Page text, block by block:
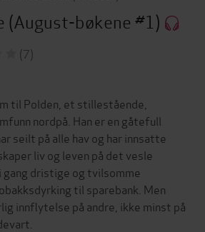
(August-bøkene #1)
(7)
til Polden, et stillestående,
nordpå. Han er en gåtefull
seilt på alle hav og har innsatte
liv og leven på det vesle
dristige og tvilsomme
til sparebank. Men
innflytelse på andre, ikke minst på